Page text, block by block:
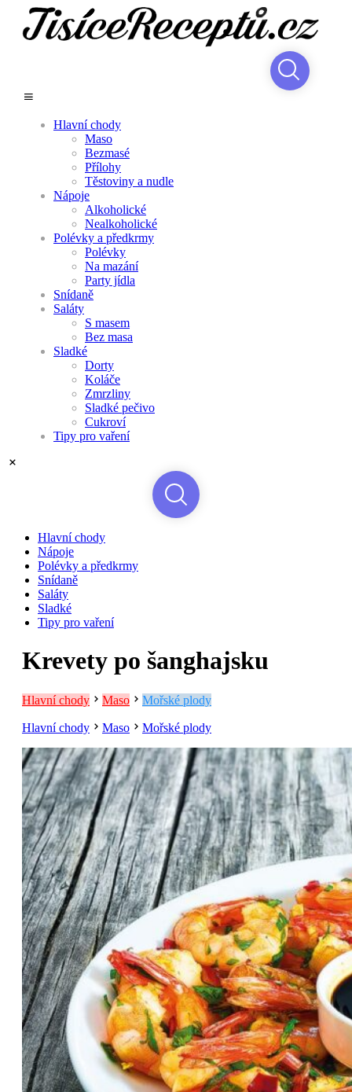
Hlavní chody
Maso
Bezmasé
Přílohy
Těstoviny a nudle
Nápoje
Alkoholické
Nealkoholické
Polévky a předkrmy
Polévky
Na mazání
Party jídla
Snídaně
Saláty
S masem
Bez masa
Sladké
Dorty
Koláče
Zmrzliny
Sladké pečivo
Cukroví
Tipy pro vaření
Hlavní chody
Nápoje
Polévky a předkrmy
Snídaně
Saláty
Sladké
Tipy pro vaření
Krevety po šanghajsku
Hlavní chody Maso Mořské plody
Hlavní chody Maso Mořské plody